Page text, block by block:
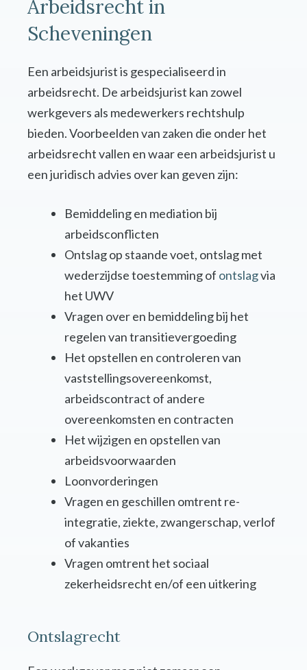
Arbeidsrecht in
Scheveningen
Een arbeidsjurist is gespecialiseerd in
arbeidsrecht. De arbeidsjurist kan zowel
werkgevers als medewerkers rechtshulp
bieden. Voorbeelden van zaken die onder het
arbeidsrecht vallen en waar een arbeidsjurist u
een juridisch advies over kan geven zijn:
Bemiddeling en mediation bij
arbeidsconflicten
Ontslag op staande voet, ontslag met
wederzijdse toestemming of ontslagvia
het UWV
Vragen over en bemiddeling bij het
regelen van transitievergoeding
Het opstellen en controleren van
vaststellingsovereenkomst,
arbeidscontract of andere
overeenkomsten en contracten
Het wijzigen en opstellen van
arbeidsvoorwaarden
Loonvorderingen
Vragen en geschillen omtrent re-
integratie, ziekte, zwangerschap, verlof
of vakanties
Vragen omtrent het sociaal
zekerheidsrecht en/of een uitkering
Ontslagrecht